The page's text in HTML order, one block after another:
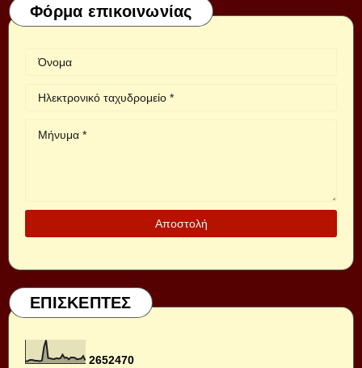
Φόρμα επικοινωνίας
ΕΠΙΣΚΕΠΤΕΣ
2652470